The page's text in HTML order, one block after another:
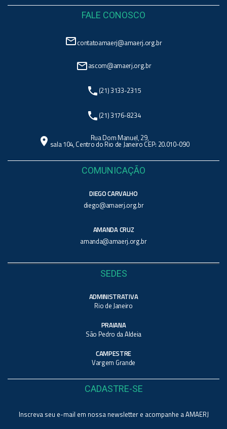
FALE CONOSCO
mail_outlinecontatoamaerj@amaerj.org.br
mail_outlineascom@amaerj.org.br
phone (21) 3133-2315
phone (21) 3176-8234
location_on Rua Dom Manuel, 29,
sala 104, Centro do Rio de Janeiro CEP: 20.010-090
COMUNICAÇÃO
DIEGO CARVALHO
diego@amaerj.org.br
AMANDA CRUZ
amanda@amaerj.org.br
SEDES
ADMINISTRATIVA
Rio de Janeiro
PRAIANA
São Pedro da Aldeia
CAMPESTRE
Vargem Grande
CADASTRE-SE
Inscreva seu e-mail em nossa newsletter e acompanhe a AMAERJ